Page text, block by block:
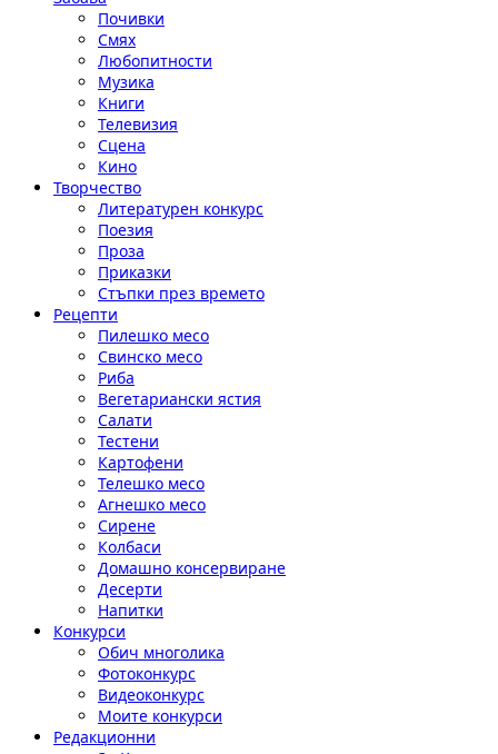
Почивки
Смях
Любопитности
Музика
Книги
Телевизия
Сцена
Кино
Творчество
Литературен конкурс
Поезия
Проза
Приказки
Стъпки през времето
Рецепти
Пилешко месо
Свинско месо
Риба
Вегетариански ястия
Салати
Тестени
Картофени
Телешко месо
Агнешко месо
Сирене
Колбаси
Домашно консервиране
Десерти
Напитки
Конкурси
Обич многолика
Фотоконкурс
Видеоконкурс
Моите конкурси
Редакционни